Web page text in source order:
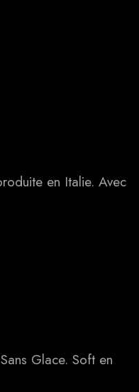
en Italie. Avec
Glace. Soft en